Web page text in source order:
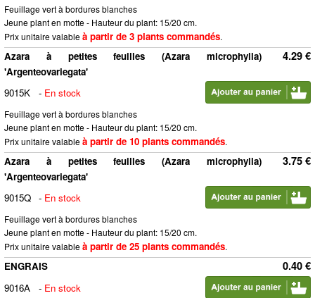
Feuillage vert à bordures blanches
Jeune plant en motte - Hauteur du plant: 15/20 cm.
Prix unitaire valableà partir de 3 plants commandés.
4.29 €
Azara à petites feuilles (Azara microphylla)
'Argenteovariegata'
9015K
- En stock
Feuillage vert à bordures blanches
Jeune plant en motte - Hauteur du plant: 15/20 cm.
Prix unitaire valableà partir de 10 plants commandés.
3.75 €
Azara à petites feuilles (Azara microphylla)
'Argenteovariegata'
9015Q - En stock
Feuillage vert à bordures blanches
Jeune plant en motte - Hauteur du plant: 15/20 cm.
Prix unitaire valableà partir de 25 plants commandés.
0.40 €
ENGRAIS
9016A
- En stock